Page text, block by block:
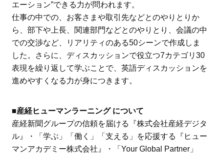
エーション”できる力が問われます。
仕事の中での、お客さまや取引先などとのやりとりか
ら、部下や上長、関連部門などとのやりとり、会議の中
での交渉など、リアリティのある50シーンで作成しま
した。さらに、ディスカッションで役立つ7カテゴリ30
表現を繰り返して学ぶことで、英語ディスカッションを
進めやすくなる力が身につきます。
■産経ヒューマンラーニング について
産経新聞グループの信頼を届ける『株式会社産経デジタ
ル』・「学ぶ」「働く」「支える」を応援する『ヒュー
マンアカデミー株式会社』・「Your Global Partner」